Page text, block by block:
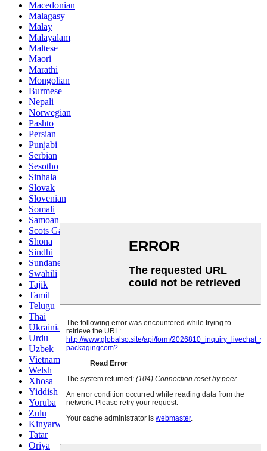
Macedonian
Malagasy
Malay
Malayalam
Maltese
Maori
Marathi
Mongolian
Burmese
Nepali
Norwegian
Pashto
Persian
Punjabi
Serbian
Sesotho
Sinhala
Slovak
Slovenian
Somali
Samoan
Scots Gaelic
Shona
Sindhi
Sundanese
Swahili
Tajik
Tamil
Telugu
Thai
Ukrainian
Urdu
Uzbek
Vietnamese
Welsh
Xhosa
Yiddish
Yoruba
Zulu
Kinyarwanda
Tatar
Oriya